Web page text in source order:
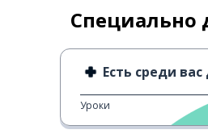
Специально
Есть среди
Уроки